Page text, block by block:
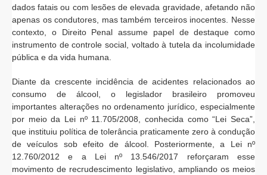
dados fatais ou com lesões de elevada gravidade, afetando não
apenas os condutores, mas também terceiros inocentes. Nesse
contexto, o Direito Penal assume papel de destaque como
instrumento de controle social, voltado à tutela da incolumidade
pública e da vida humana.
Diante da crescente incidência de acidentes relacionados ao
consumo de álcool, o legislador brasileiro promoveu
importantes alterações no ordenamento jurídico, especialmente
por meio da Lei nº 11.705/2008, conhecida como “Lei Seca”,
que instituiu política de tolerância praticamente zero à condução
de veículos sob efeito de álcool. Posteriormente, a Lei nº
12.760/2012 e a Lei nº 13.546/2017 reforçaram esse
movimento de recrudescimento legislativo, ampliando os meios